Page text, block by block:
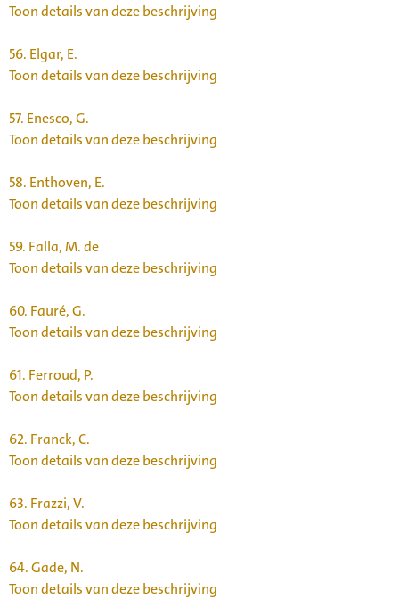
Toon details van deze beschrijving
56. Elgar, E.
Toon details van deze beschrijving
57. Enesco, G.
Toon details van deze beschrijving
58. Enthoven, E.
Toon details van deze beschrijving
59. Falla, M. de
Toon details van deze beschrijving
60. Fauré, G.
Toon details van deze beschrijving
61. Ferroud, P.
Toon details van deze beschrijving
62. Franck, C.
Toon details van deze beschrijving
63. Frazzi, V.
Toon details van deze beschrijving
64.Gade, N.
Toon details van deze beschrijving